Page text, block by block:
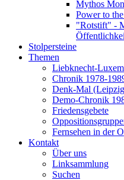
Mythos
Power to
"Rotstift" -
Stolpersteine
Themen
Liebknecht-
Chronik 1978-
Denk-Mal
Demo-Chronik
Friedensgebete
Fernsehen in der
Kontakt
Über uns
Linksammlung
Suchen